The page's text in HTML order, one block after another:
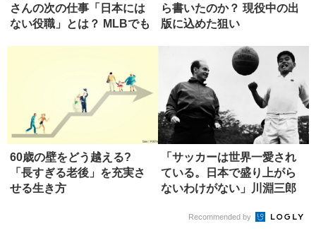
さんの次の仕事「日本には
ない役職」とは？ MLBでも
ら書いたのか？ 現役中の出
版に込めた狙い
60歳の壁をどう越える?
「長すぎる老後」を充実さ
せる生き方
「サッカーは世界一愛され
ている。日本で盛り上がら
ないわけがない」川淵三郎
Recommended by